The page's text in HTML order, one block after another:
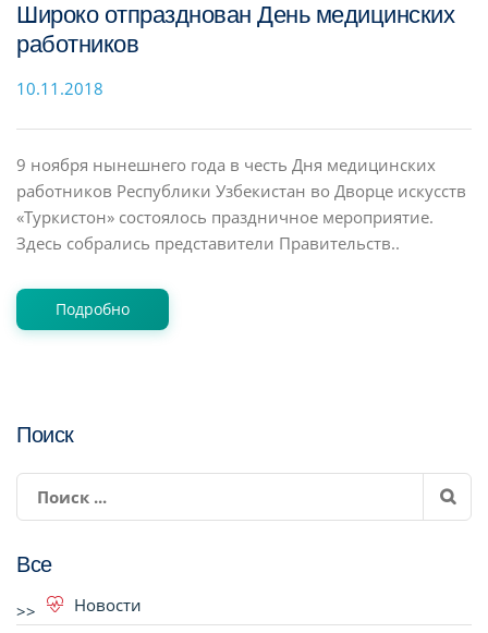
Поиск
Все
Новости
Широко отпразднован День медицинских
работников
10.11.2018
9 ноября нынешнего года в честь Дня медицинских
работников Республики Узбекистан во Дворце искусств
«Туркистон» состоялось праздничное мероприятие.
Здесь собрались представители Правительств..
Подробно